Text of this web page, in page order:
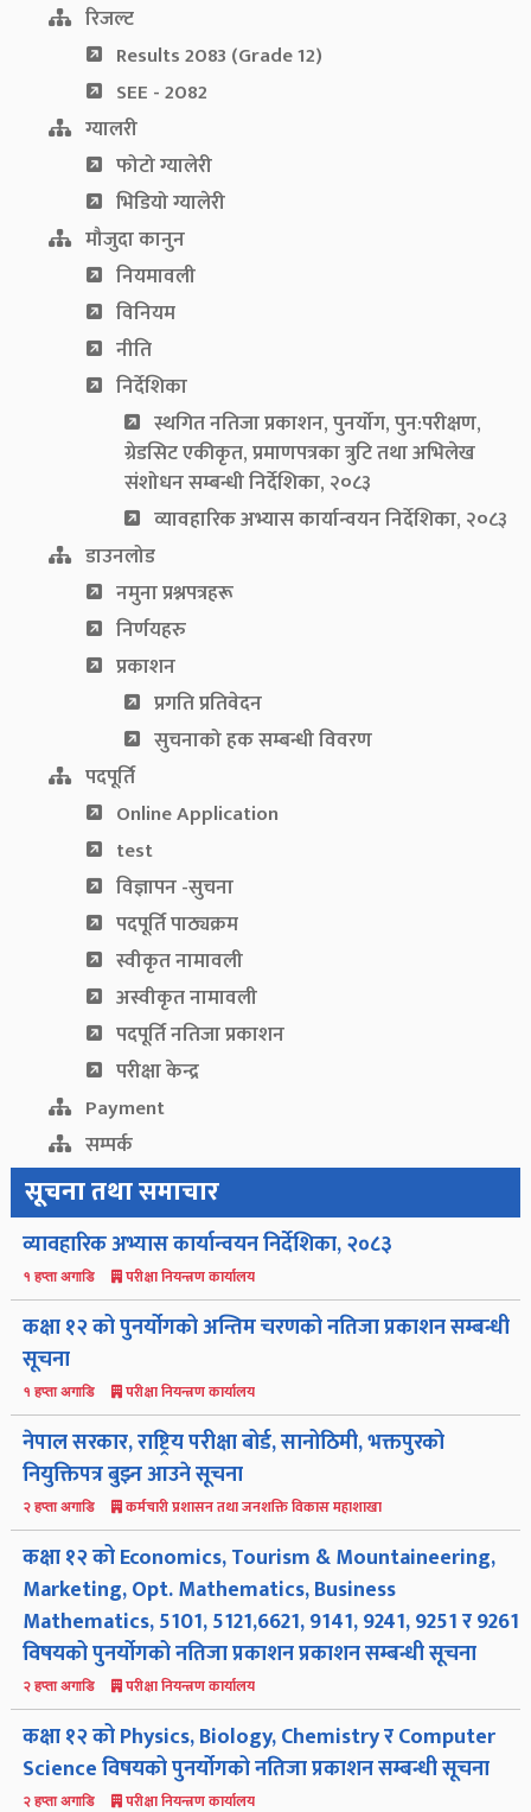
रिजल्ट
Results 2083 (Grade 12)
SEE - 2082
ग्यालरी
फोटो ग्यालेरी
भिडियो ग्यालेरी
मौजुदा कानुन
नियमावली
विनियम
नीति
निर्देशिका
स्थगित नतिजा प्रकाशन, पुनर्योग, पुन:परीक्षण,
ग्रेडसिट एकीकृत, प्रमाणपत्रका त्रुटि तथा अभिलेख
संशोधन सम्बन्धी निर्देशिका, २०८३
व्यावहारिक अभ्यास कार्यान्वयन निर्देशिका, २०८३
डाउनलोड
नमुना प्रश्नपत्रहरू
निर्णयहरु
प्रकाशन
प्रगति प्रतिवेदन
सुचनाको हक सम्बन्धी विवरण
पदपूर्ति
Online Application
test
विज्ञापन -सुचना
पदपूर्ति पाठ्यक्रम
स्वीकृत नामावली
अस्वीकृत नामावली
पदपूर्ति नतिजा प्रकाशन
परीक्षा केन्द्र
Payment
सम्पर्क
सूचना तथा समाचार
व्यावहारिक अभ्यास कार्यान्वयन निर्देशिका, २०८३
१ हप्ता अगाडि परीक्षा नियन्त्रण कार्यालय
कक्षा १२ को पुनर्योगको अन्तिम चरणको नतिजा प्रकाशन सम्बन्धी
सूचना
१ हप्ता अगाडि परीक्षा नियन्त्रण कार्यालय
नेपाल सरकार, राष्ट्रिय परीक्षा बोर्ड, सानोठिमी, भक्तपुरको
नियुक्तिपत्र बुझ्न आउने सूचना
२ हप्ता अगाडि कर्मचारी प्रशासन तथा जनशक्ति विकास महाशाखा
कक्षा १२ को Economics, Tourism & Mountaineering,
Marketing, Opt. Mathematics, Business
Mathematics, 5101, 5121,6621, 9141, 9241, 9251 र 9261
विषयको पुनर्योगको नतिजा प्रकाशन प्रकाशन सम्बन्धी सूचना
२ हप्ता अगाडि परीक्षा नियन्त्रण कार्यालय
कक्षा १२ को Physics, Biology, Chemistry र Computer
Science विषयको पुनर्योगको नतिजा प्रकाशन सम्बन्धी सूचना
२ हप्ता अगाडि परीक्षा नियन्त्रण कार्यालय